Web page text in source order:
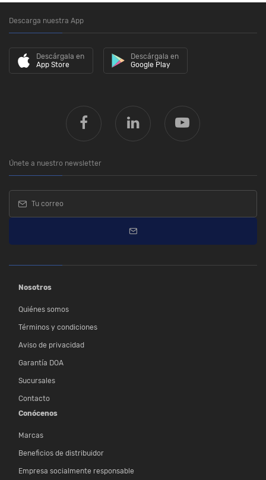
Descarga nuestra App
Descárgala en
App Store
Descárgala en
Google Play
Únete a nuestro newsletter
Nosotros
Quiénes somos
Términos y condiciones
Aviso de privacidad
Garantía DOA
Sucursales
Contacto
Conócenos
Marcas
Beneficios de distribuidor
Empresa socialmente responsable